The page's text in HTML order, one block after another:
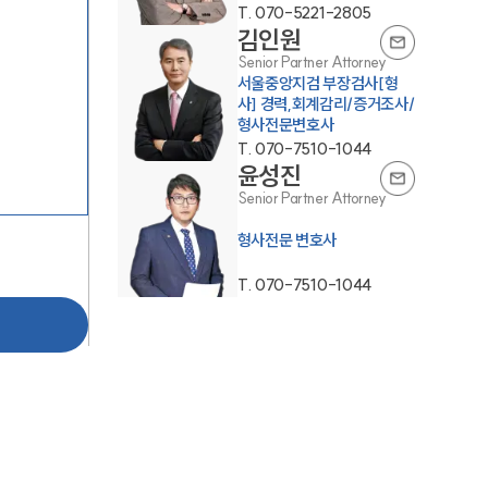
그룹소개
그룹소개
대륜의 강점
T. 070-5221-2805
김인원
Senior Partner Attorney
서울중앙지검 부장검사[형
사] 경력,회계감리/증거조사/
형사전문변호사
T. 070-7510-1044
윤성진
Senior Partner Attorney
형사전문 변호사
T. 070-7510-1044